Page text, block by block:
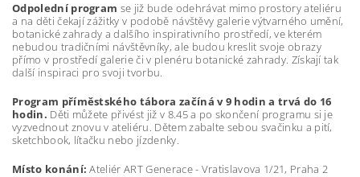
Odpolední program se již bude odehrávat mimo prostory ateliéru
a na děti čekají zážitky v podobě návštěvy galerie výtvarného umění,
botanické zahrady a dalšího inspirativního prostředí, ve kterém
nebudou tradičními návštěvníky, ale budou kreslit svoje obrazy
přímo v prostředí galerie či v plenéru botanické zahrady. Získají tak
další inspiraci pro svoji tvorbu.
Program příměstského tábora začíná v 9 hodin a trvá do 16
hodin. Děti můžete přivést již v 8.45 a po skončení programu si je
vyzvednout znovu v ateliéru. Dětem zabalte sebou svačinku a pití,
sketchbook, lítačku nebo jízdenky.
Místo konání:Ateliér ART Generace - Vratislavova 1/21, Praha 2